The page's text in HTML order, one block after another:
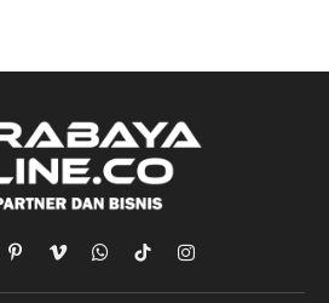
PinterestVimeoWhatsApp
TikTokInstagram